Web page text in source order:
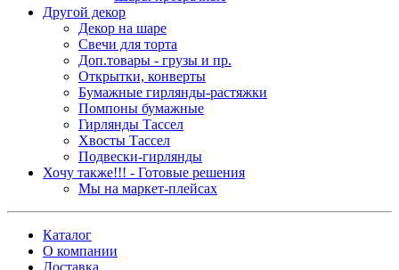
Другой декор
Декор на шаре
Свечи для торта
Доп.товары - грузы и пр.
Открытки, конверты
Бумажные гирлянды-растяжки
Помпоны бумажные
Гирлянды Тассел
Хвосты Тассел
Подвески-гирлянды
Хочу также!!! - Готовые решения
Мы на маркет-плейсах
Каталог
О компании
Доставка